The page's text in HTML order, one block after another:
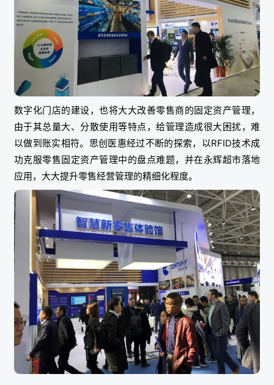
数字化门店的建设，也将大大改善零售商的固定资产管理，
由于其总量大、分散使用等特点，给管理造成很大困扰，难
以做到账实相符。思创医惠经过不断的探索，以RFID技术成
功克服零售固定资产管理中的盘点难题，并在永辉超市落地
应用，大大提升零售经营管理的精细化程度。